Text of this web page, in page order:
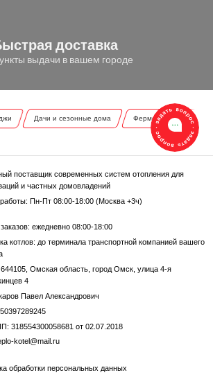
доставка
выдачи в вашем городе
Дачи и сезонные дома Фермерские хозяйства
поставщик современных систем отопления для
и частных домовладений
Пн-Пт 08:00-18:00 (Москва +3ч)
ежедневно 08:00-18:00
котлов: до терминала транспортной компанией вашего
Омская область, город Омск, улица 4-я
4
Павел Александрович
318554300058681 от 02.07.2018
kotel@mail.ru
обработки персональных данных